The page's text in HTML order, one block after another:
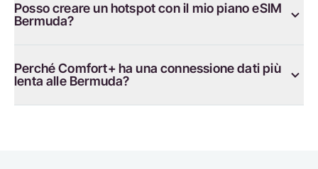
Posso creare un hotspot con il mio piano eSIM
Bermuda?
Perché Comfort+ ha una connessione dati più
lenta alle Bermuda?